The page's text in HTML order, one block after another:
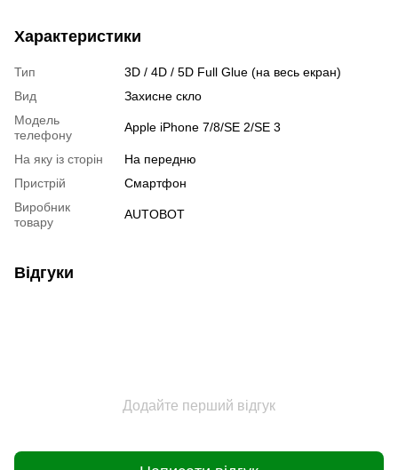
Характеристики
Тип
3D / 4D / 5D Full Glue (на весь екран)
Вид
Захисне скло
Модель
телефону
Apple iPhone 7/8/SE 2/SE 3
На яку із сторін
На передню
Пристрiй
Смартфон
Виробник
товару
AUTOBOT
Відгуки
Додайте перший відгук